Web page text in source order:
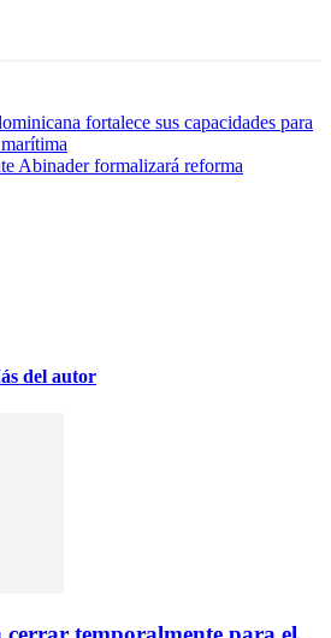
fortalece sus capacidades para
Abinader formalizará reforma
del autor